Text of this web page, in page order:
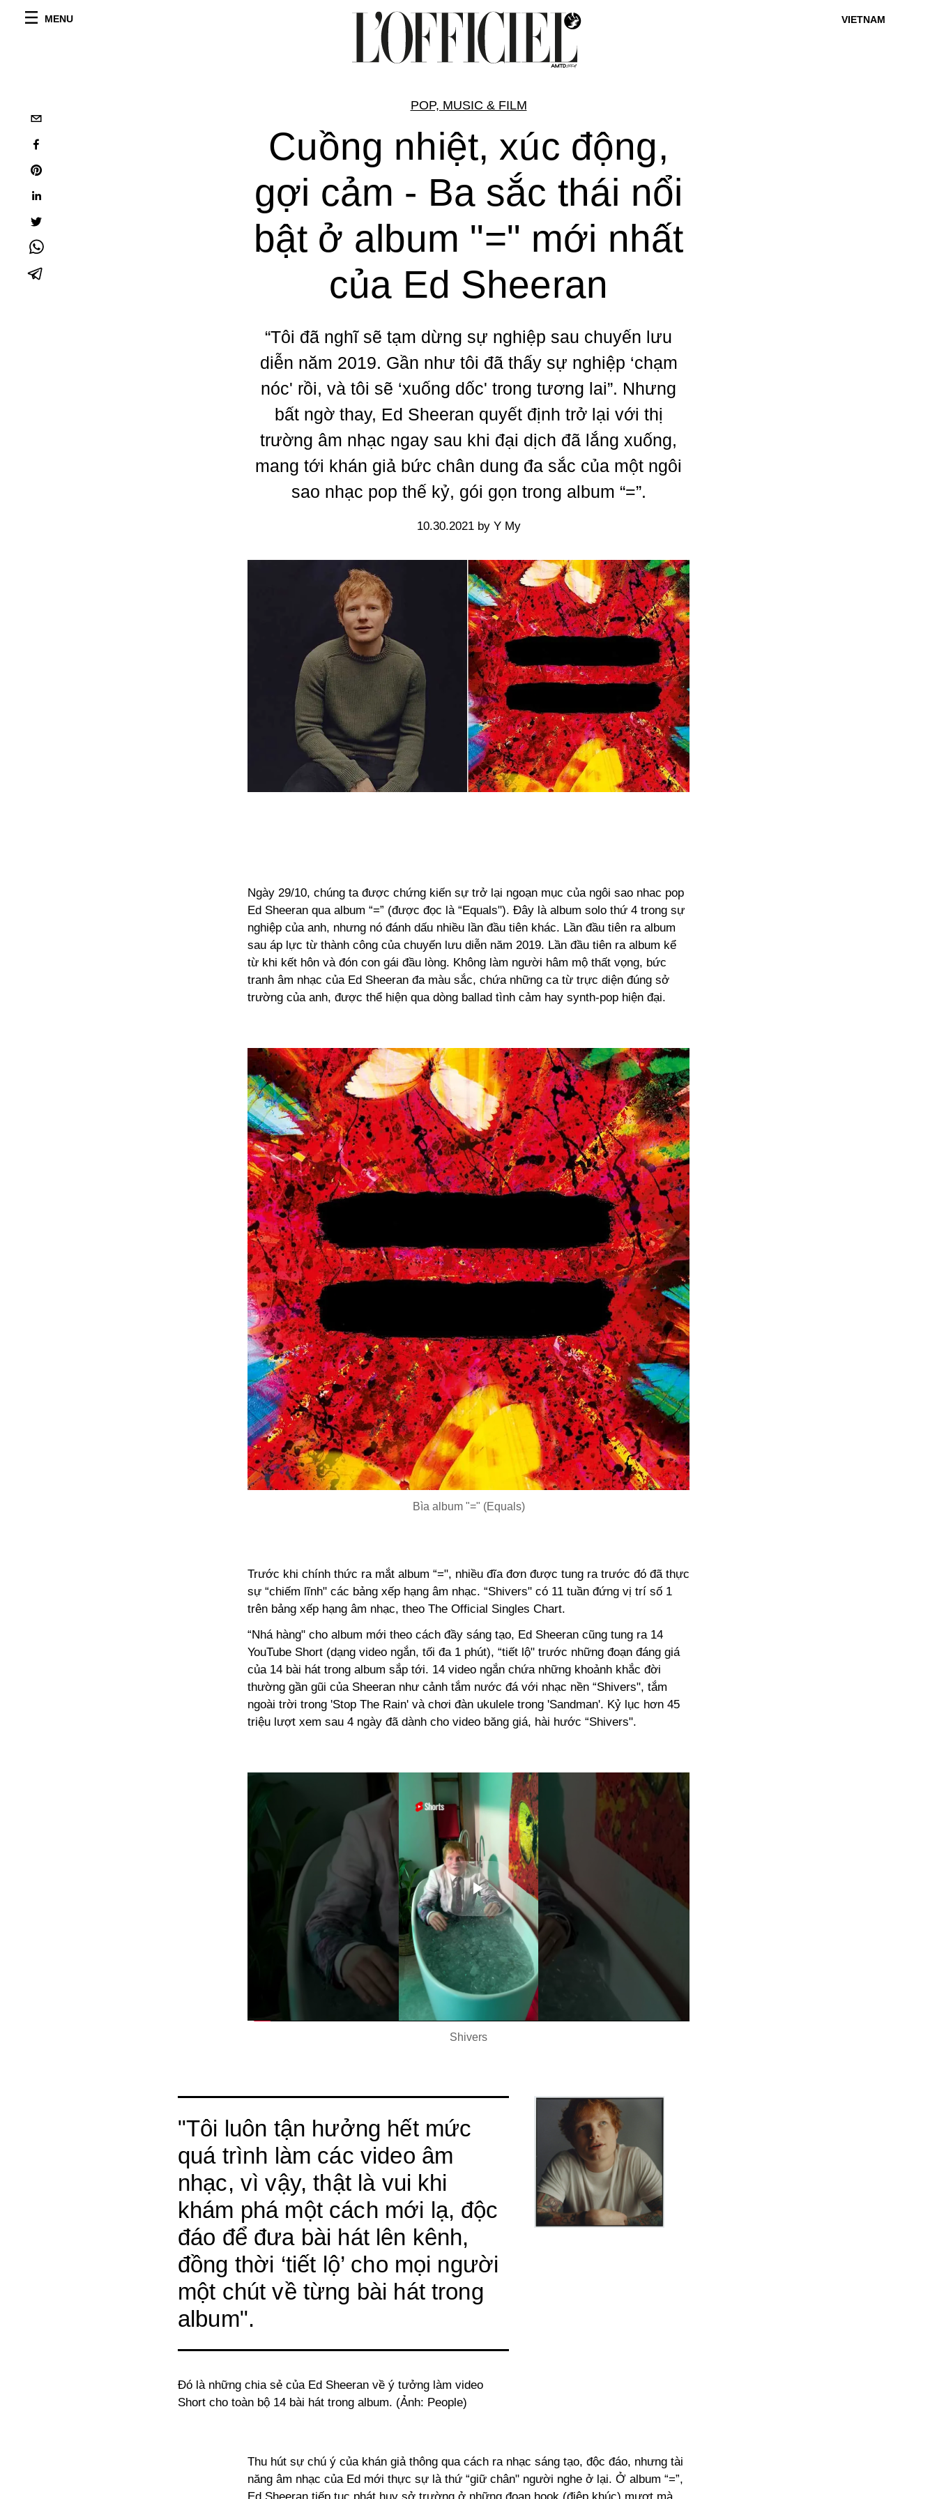
MENU VIETNAM
POP, MUSIC & FILM
Cuồng nhiệt, xúc động,
gợi cảm - Ba sắc thái nổi
bật ở album "=" mới nhất
của Ed Sheeran
“Tôi đã nghĩ sẽ tạm dừng sự nghiệp sau chuyến lưu
diễn năm 2019. Gần như tôi đã thấy sự nghiệp ‘chạm
nóc' rồi, và tôi sẽ ‘xuống dốc' trong tương lai”. Nhưng
bất ngờ thay, Ed Sheeran quyết định trở lại với thị
trường âm nhạc ngay sau khi đại dịch đã lắng xuống,
mang tới khán giả bức chân dung đa sắc của một ngôi
sao nhạc pop thế kỷ, gói gọn trong album “=”.
10.30.2021 by Y My
Ngày 29/10, chúng ta được chứng kiến sự trở lại ngoạn mục của ngôi sao nhac pop
Ed Sheeran qua album “=” (được đọc là “Equals"). Đây là album solo thứ 4 trong sự
nghiệp của anh, nhưng nó đánh dấu nhiều lần đầu tiên khác. Lần đầu tiên ra album
sau áp lực từ thành công của chuyến lưu diễn năm 2019. Lần đầu tiên ra album kể
từ khi kết hôn và đón con gái đầu lòng. Không làm người hâm mộ thất vọng, bức
tranh âm nhạc của Ed Sheeran đa màu sắc, chứa những ca từ trực diện đúng sở
trường của anh, được thể hiện qua dòng ballad tình cảm hay synth-pop hiện đại.
Bìa album "=" (Equals)
Trước khi chính thức ra mắt album “=", nhiều đĩa đơn được tung ra trước đó đã thực
sự “chiếm lĩnh" các bảng xếp hạng âm nhạc. “Shivers" có 11 tuần đứng vị trí số 1
trên bảng xếp hạng âm nhạc, theo The Official Singles Chart.
“Nhá hàng" cho album mới theo cách đầy sáng tạo, Ed Sheeran cũng tung ra 14
YouTube Short (dạng video ngắn, tối đa 1 phút), “tiết lộ" trước những đoạn đáng giá
của 14 bài hát trong album sắp tới. 14 video ngắn chứa những khoảnh khắc đời
thường gần gũi của Sheeran như cảnh tắm nước đá với nhạc nền “Shivers", tắm
ngoài trời trong 'Stop The Rain' và chơi đàn ukulele trong 'Sandman'. Kỷ lục hơn 45
triệu lượt xem sau 4 ngày đã dành cho video băng giá, hài hước “Shivers".
Play
Video
Shivers
"Tôi luôn tận hưởng hết mức
quá trình làm các video âm
nhạc, vì vậy, thật là vui khi
khám phá một cách mới lạ, độc
đáo để đưa bài hát lên kênh,
đồng thời ‘tiết lộ’ cho mọi người
một chút về từng bài hát trong
album".
Đó là những chia sẻ của Ed Sheeran về ý tưởng làm video
Short cho toàn bộ 14 bài hát trong album. (Ảnh: People)
Thu hút sự chú ý của khán giả thông qua cách ra nhạc sáng tạo, độc đáo, nhưng tài
năng âm nhạc của Ed mới thực sự là thứ “giữ chân" người nghe ở lại. Ở album “=”,